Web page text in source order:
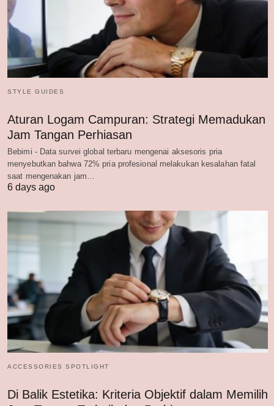
STYLE GUIDES
Aturan Logam Campuran: Strategi Memadukan
Jam Tangan Perhiasan
Bebimi - Data survei global terbaru mengenai aksesoris pria
menyebutkan bahwa 72% pria profesional melakukan kesalahan fatal
saat mengenakan jam…
6 days ago
ACCESSORIES SPOTLIGHT
Di Balik Estetika: Kriteria Objektif dalam Memilih